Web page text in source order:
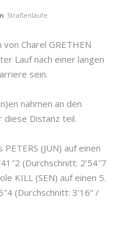
Straßenläufe
Charel GRETHEN
Lauf nach einer langen
sein.
nahmen an den
diese Distanz teil.
(JUN) auf einen
(Durchschnitt: 2’54″7
KILL (SEN) auf einen 5.
(Durchschnitt: 3’16“ /